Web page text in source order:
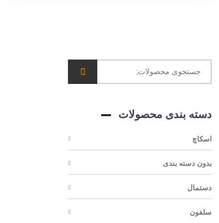
دسته بندی محصولات
اسکاچ
بدون دسته بندی
دستمال
سلفون